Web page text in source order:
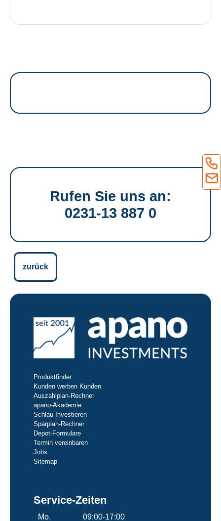
Rufen Sie uns an:
0231-13 887 0
zurück
Produktfinder
Kunden werben Kunden
Auszahlplan-Rechner
apano-Akademie
Schlau Investieren
Sparplan-Rechner
Depot-Formulare
Termin vereinbaren
Jobs
Sitemap
Service-Zeiten
Mo.
09:00-17:00